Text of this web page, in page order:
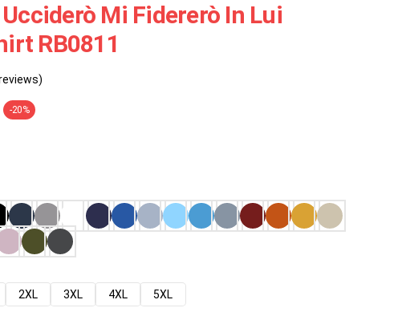
Mi Fidererò In Lui
RB0811
-20%
2XL 3XL 4XL
5XL